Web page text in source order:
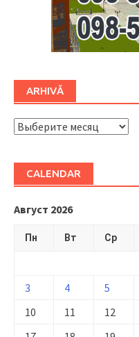
ARHIVĂ
ARHIVĂ
CALENDAR
Август 2026
Пн Вт Ср
3
4 5
10
11 12